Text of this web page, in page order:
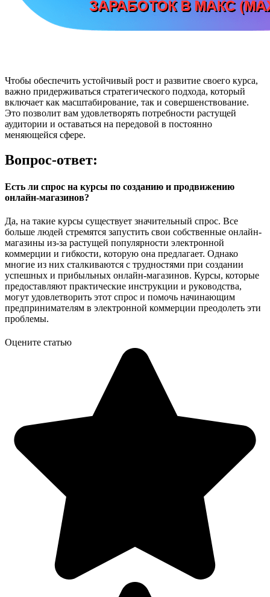
Чтобы обеспечить устойчивый рост и развитие своего курса,
важно придерживаться стратегического подхода, который
включает как масштабирование, так и совершенствование.
Это позволит вам удовлетворять потребности растущей
аудитории и оставаться на передовой в постоянно
меняющейся сфере.
Вопрос-ответ:
Есть ли спрос на курсы по созданию и продвижению
онлайн-магазинов?
Да, на такие курсы существует значительный спрос. Все
больше людей стремятся запустить свои собственные онлайн-
магазины из-за растущей популярности электронной
коммерции и гибкости, которую она предлагает. Однако
многие из них сталкиваются с трудностями при создании
успешных и прибыльных онлайн-магазинов. Курсы, которые
предоставляют практические инструкции и руководства,
могут удовлетворить этот спрос и помочь начинающим
предпринимателям в электронной коммерции преодолеть эти
проблемы.
Оцените статью